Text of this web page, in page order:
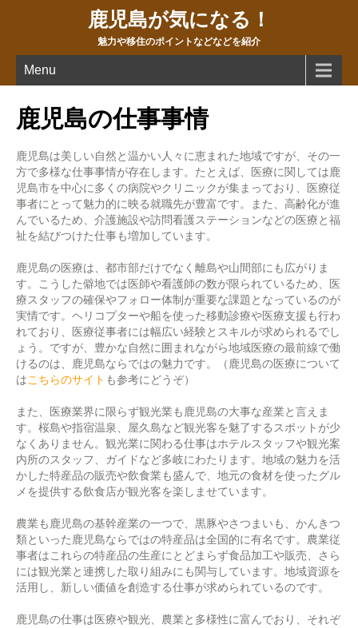
鹿児島が気になる！
魅力や移住のポイントなどなどを紹介
Menu
鹿児島の仕事事情
鹿児島は美しい自然と温かい人々に恵まれた地域ですが、その一
方で多様な仕事事情が存在します。たとえば、医療に関しては鹿
児島市を中心に多くの病院やクリニックが集まっており、医療従
事者にとって魅力的に映る就職先が豊富です。また、高齢化が進
んでいるため、介護施設や訪問看護ステーションなどの医療と福
祉を結びつけた仕事も増加しています。
鹿児島の医療は、都市部だけでなく離島や山間部にも広がりま
す。こうした僻地では医師や看護師の数が限られているため、医
療スタッフの確保やフォロー体制が重要な課題となっているのが
実情です。ヘリコプターや船を使った移動診療や医療支援も行わ
れており、医療従事者には幅広い経験とスキルが求められるでし
ょう。ですが、豊かな自然に囲まれながら地域医療の最前線で働
けるのは、鹿児島ならではの魅力です。（鹿児島の医療について
はこちらのサイト も参考にどうぞ）
また、医療業界に限らず観光業も鹿児島の大事な産業と言えま
す。桜島や指宿温泉、屋久島など観光客を魅了するスポットが少
なくありません。観光業に関わる仕事はホテルスタッフや観光案
内所のスタッフ、ガイドなど多岐にわたります。地域の魅力を活
かした特産品の販売や飲食業も盛んで、地元の食材を使ったグル
メを提供する飲食店が観光客を楽しませています。
農業も鹿児島の基幹産業の一つで、黒豚やさつまいも、かんきつ
類といった鹿児島ならではの特産品は全国的に有名です。農業従
事者はこれらの特産品の生産にとどまらず食品加工や販売、さら
には観光業と連携した取り組みにも関与しています。地域資源を
活用し、新しい価値を創造する仕事が求められているのです。
鹿児島の仕事は医療や観光、農業と多様性に富んでおり、それぞ